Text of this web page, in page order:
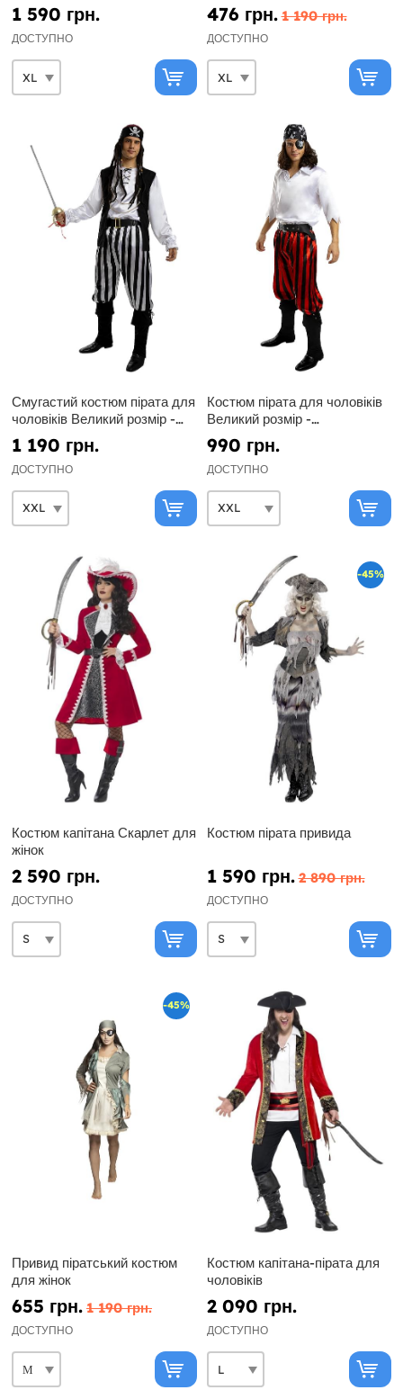
1 590 грн.
ДОСТУПНО
Чорно-біла колекція
476 грн. 1 190 грн.
ДОСТУПНО
Смугастий костюм пірата для
чоловіків Великий розмір -
Чорно-біла колекція
1 190 грн.
ДОСТУПНО
Костюм пірата для чоловіків
Великий розмір -
Буканьєрська колекція
990 грн.
ДОСТУПНО
Костюм капітана Скарлет для
жінок
2 590 грн.
ДОСТУПНО
-45%
Костюм пірата привида
1 590 грн. 2 890 грн.
ДОСТУПНО
-45%
Привид піратський костюм
для жінок
655 грн. 1 190 грн.
ДОСТУПНО
Костюм капітана-пірата для
чоловіків
2 090 грн.
ДОСТУПНО